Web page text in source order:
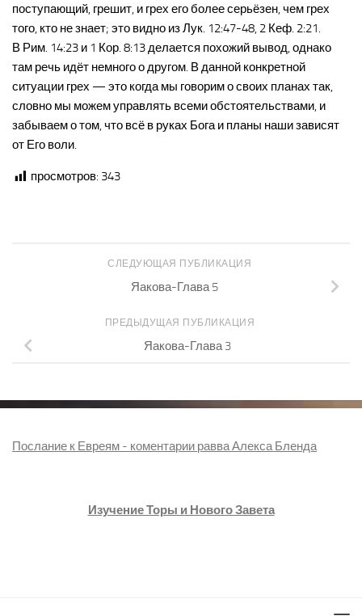
поступающий, грешит, и грех его более серьёзен, чем грех
того, кто не знает; это видно из Лук. 12:47-48, 2 Кеф. 2:21.
В Рим. 14:23 и 1 Кор. 8:13 делается похожий вывод, однако
там речь идёт немного о другом. В данной конкретной
ситуации грех — это когда мы говорим о своих планах так,
словно мы можем управлять всеми обстоятельствами, и
забываем о том, что всё в руках Бога и планы наши зависят
от Его воли.
просмотров: 343
СЛЕДУЮЩАЯ ПУБЛИКАЦИЯ
Яакова-Глава 5
ПРЕДЫДУЩАЯ ПУБЛИКАЦИЯ
Яакова-Глава 3
Послание к Евреям - коментарии равва Алекса Бленда
Изучение Торы и Нового Завета